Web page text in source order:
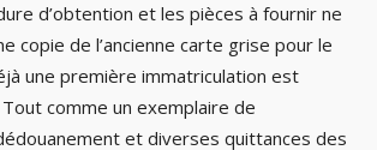
d’obtention et les pièces à fournir ne
copie de l’ancienne carte grise pour le
une première immatriculation est
comme un exemplaire de
et diverses quittances des